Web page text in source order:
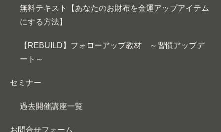
無料テキスト【あなたのお財布を金運アップアイテム
にする方法】
【REBUILD】フォローアップ教材 ～習慣アップデ
ート～
セミナー
過去開催講座一覧
お問合せフォーム